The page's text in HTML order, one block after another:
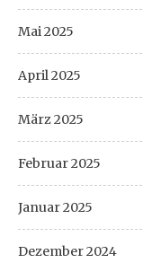
Mai 2025
April 2025
März 2025
Februar 2025
Januar 2025
Dezember 2024